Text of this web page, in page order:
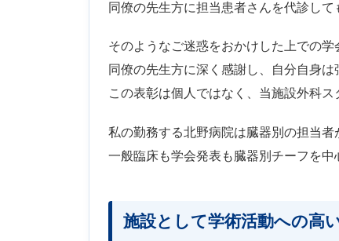
同僚の先生方に担当患者さんを代診して
そのようなご迷惑をおかけした上での学
同僚の先生方に深く感謝し、自分自身は
この表彰は個人ではなく、当施設外科
私の勤務する北野病院は臓器別の担当者
一般臨床も学会発表も臓器別チーフを中
施設として学術活動への高